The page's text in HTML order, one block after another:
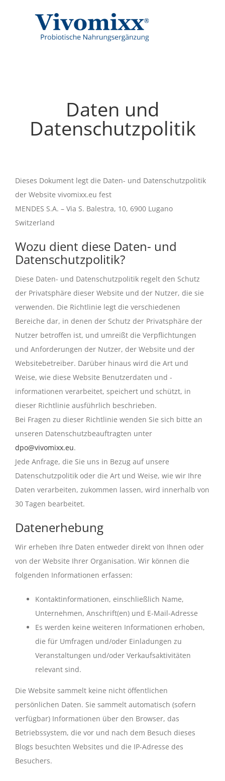
Daten und
Datenschutzpolitik
Dieses Dokument legt die Daten- und Datenschutzpolitik
der Website vivomixx.eu fest
MENDES S.A. – Via S. Balestra, 10, 6900 Lugano
Switzerland
Wozu dient diese Daten- und
Datenschutzpolitik?
Diese Daten- und Datenschutzpolitik regelt den Schutz
der Privatsphäre dieser Website und der Nutzer, die sie
verwenden. Die Richtlinie legt die verschiedenen
Bereiche dar, in denen der Schutz der Privatsphäre der
Nutzer betroffen ist, und umreißt die Verpflichtungen
und Anforderungen der Nutzer, der Website und der
Websitebetreiber. Darüber hinaus wird die Art und
Weise, wie diese Website Benutzerdaten und -
informationen verarbeitet, speichert und schützt, in
dieser Richtlinie ausführlich beschrieben.
Bei Fragen zu dieser Richtlinie wenden Sie sich bitte an
unseren Datenschutzbeauftragten unter
dpo@vivomixx.eu.
Jede Anfrage, die Sie uns in Bezug auf unsere
Datenschutzpolitik oder die Art und Weise, wie wir Ihre
Daten verarbeiten, zukommen lassen, wird innerhalb von
30 Tagen bearbeitet.
Datenerhebung
Wir erheben Ihre Daten entweder direkt von Ihnen oder
von der Website Ihrer Organisation. Wir können die
folgenden Informationen erfassen:
Kontaktinformationen, einschließlich Name,
Unternehmen, Anschrift(en) und E-Mail-Adresse
Es werden keine weiteren Informationen erhoben,
die für Umfragen und/oder Einladungen zu
Veranstaltungen und/oder Verkaufsaktivitäten
relevant sind.
Die Website sammelt keine nicht öffentlichen
persönlichen Daten. Sie sammelt automatisch (sofern
verfügbar) Informationen über den Browser, das
Betriebssystem, die vor und nach dem Besuch dieses
Blogs besuchten Websites und die IP-Adresse des
Besuchers.